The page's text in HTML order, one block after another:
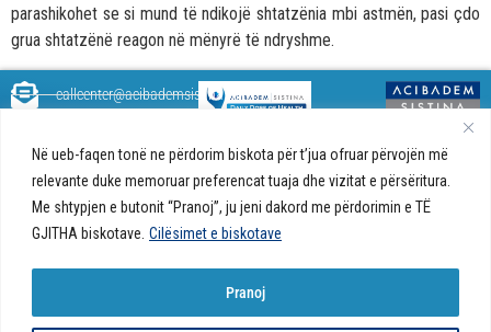
Në ueb-faqen tonë ne përdorim biskota për t’jua ofruar përvojën më
relevante duke memoruar preferencat tuaja dhe vizitat e përsëritura.
Me shtypjen e butonit “Pranoj”, ju jeni dakord me përdorimin e TË
GJITHA biskotave. Cilësimet e biskotave
Pranoj
parashikohet se si mund të ndikojë shtatzënia mbi astmën, pasi çdo
grua shtatzënë reagon në mënyrë të ndryshme.
këshilla shëndetësore rreth
shëndetit tuaj. Ne kemi krijuar
një ueb portal që do t'ju ofrojë
përgjigjet e pyetjeve tuaja në
shëndetshme.
callcenter@acibademsistina.mk
Ul. Skupi 5A Shkup
Sistina - Bëhet
fjalë për jetën!